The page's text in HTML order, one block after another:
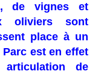
de vignes et
oliviers sont
place à un
est en effet
articulation de